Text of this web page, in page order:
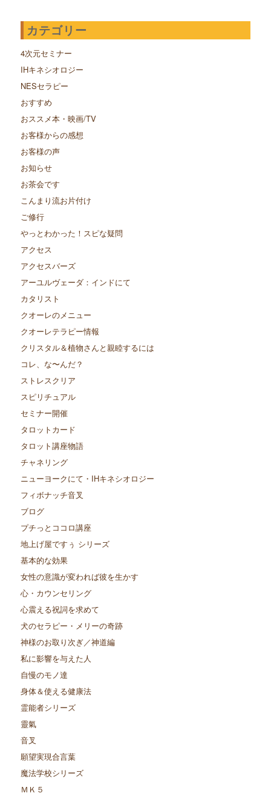
カテゴリー
4次元セミナー
IHキネシオロジー
NESセラピー
おすすめ
おススメ本・映画/TV
お客様からの感想
お客様の声
お知らせ
お茶会です
こんまり流お片付け
ご修行
やっとわかった！スピな疑問
アクセス
アクセスバーズ
アーユルヴェーダ：インドにて
カタリスト
クオーレのメニュー
クオーレテラピー情報
クリスタル＆植物さんと親睦するには
コレ、な〜んだ？
ストレスクリア
スピリチュアル
セミナー開催
タロットカード
タロット講座物語
チャネリング
ニューヨークにて・IHキネシオロジー
フィボナッチ音叉
ブログ
プチっとココロ講座
地上げ屋ですぅ シリーズ
基本的な効果
女性の意識が変われば彼を生かす
心・カウンセリング
心震える祝詞を求めて
犬のセラピー・メリーの奇跡
神様のお取り次ぎ／神道編
私に影響を与えた人
自慢のモノ達
身体＆使える健康法
霊能者シリーズ
靈氣
音叉
願望実現合言葉
魔法学校シリーズ
ＭＫ５